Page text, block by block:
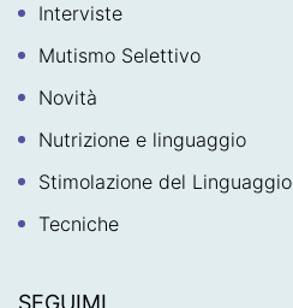
Interviste
Mutismo Selettivo
Novità
Nutrizione e linguaggio
Stimolazione del Linguaggio
Tecniche
SEGUIMI